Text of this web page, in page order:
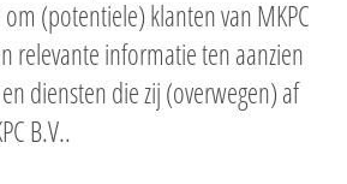
(potentiele) klanten van MKPC
relevante informatie ten aanzien
diensten die zij (overwegen) af
B.V..